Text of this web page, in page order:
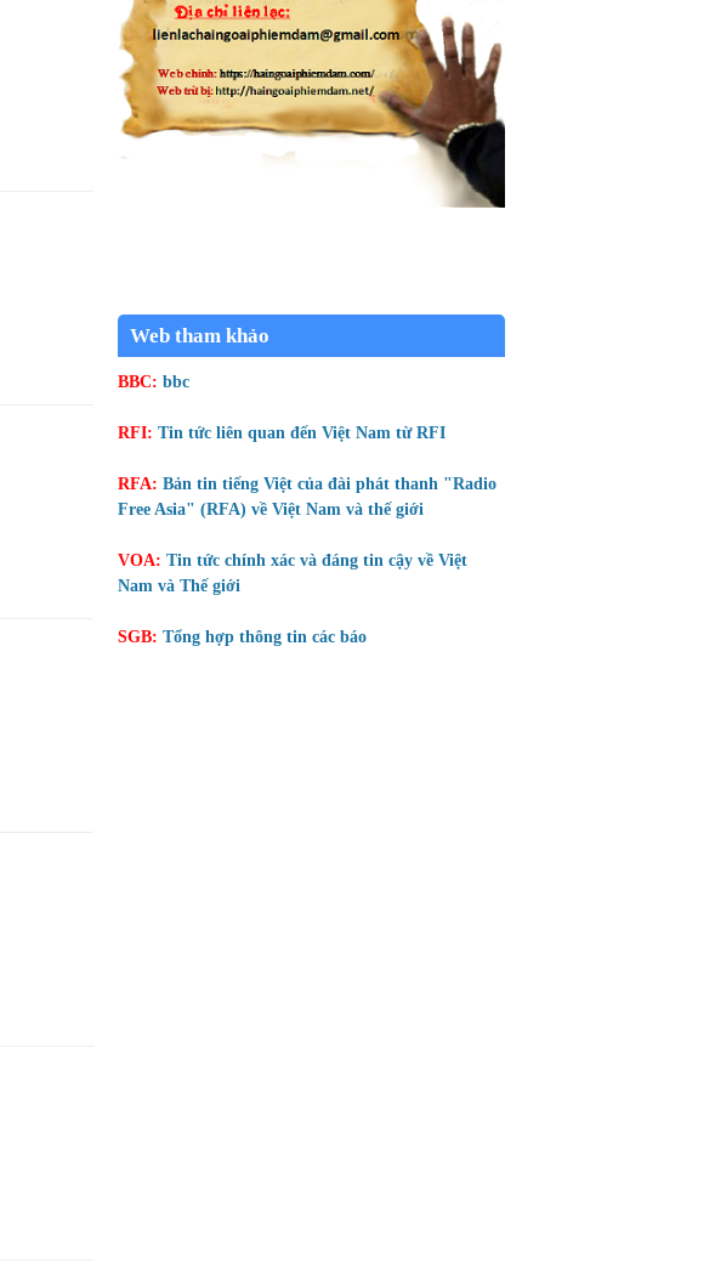
Web tham khảo
BBC: bbc
RFI: Tin tức liên quan đến Việt Nam từ RFI
RFA: Bản tin tiếng Việt của đài phát thanh "Radio
Free Asia" (RFA) về Việt Nam và thế giới
VOA: Tin tức chính xác và đáng tin cậy về Việt
Nam và Thế giới
SGB: Tổng hợp thông tin các báo